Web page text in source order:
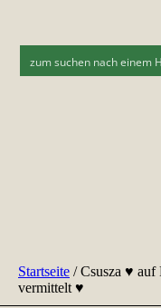
Startseite /Csusza ♥ auf
vermittelt ♥